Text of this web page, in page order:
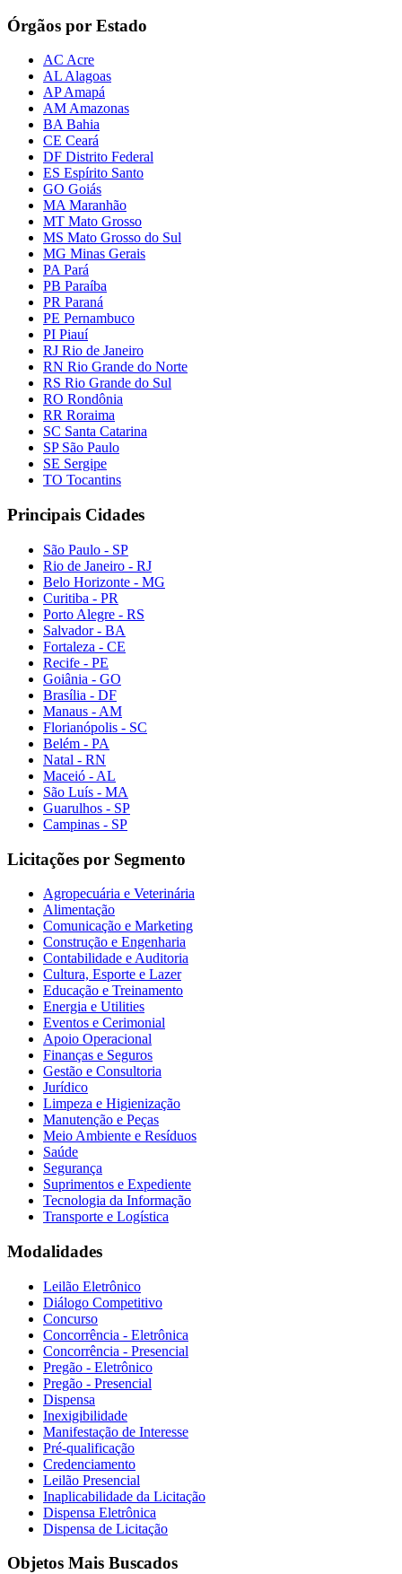
Órgãos por Estado
AC Acre
AL Alagoas
AP Amapá
AM Amazonas
BA Bahia
CE Ceará
DF Distrito Federal
ES Espírito Santo
GO Goiás
MA Maranhão
MT Mato Grosso
MS Mato Grosso do Sul
MG Minas Gerais
PA Pará
PB Paraíba
PR Paraná
PE Pernambuco
PI Piauí
RJ Rio de Janeiro
RN Rio Grande do Norte
RS Rio Grande do Sul
RO Rondônia
RR Roraima
SC Santa Catarina
SP São Paulo
SE Sergipe
TO Tocantins
Principais Cidades
São Paulo - SP
Rio de Janeiro - RJ
Belo Horizonte - MG
Curitiba - PR
Porto Alegre - RS
Salvador - BA
Fortaleza - CE
Recife - PE
Goiânia - GO
Brasília - DF
Manaus - AM
Florianópolis - SC
Belém - PA
Natal - RN
Maceió - AL
São Luís - MA
Guarulhos - SP
Campinas - SP
Licitações por Segmento
Agropecuária e Veterinária
Alimentação
Comunicação e Marketing
Construção e Engenharia
Contabilidade e Auditoria
Cultura, Esporte e Lazer
Educação e Treinamento
Energia e Utilities
Eventos e Cerimonial
Apoio Operacional
Finanças e Seguros
Gestão e Consultoria
Jurídico
Limpeza e Higienização
Manutenção e Peças
Meio Ambiente e Resíduos
Saúde
Segurança
Suprimentos e Expediente
Tecnologia da Informação
Transporte e Logística
Modalidades
Leilão Eletrônico
Diálogo Competitivo
Concurso
Concorrência - Eletrônica
Concorrência - Presencial
Pregão - Eletrônico
Pregão - Presencial
Dispensa
Inexigibilidade
Manifestação de Interesse
Pré-qualificação
Credenciamento
Leilão Presencial
Inaplicabilidade da Licitação
Dispensa Eletrônica
Dispensa de Licitação
Objetos Mais Buscados